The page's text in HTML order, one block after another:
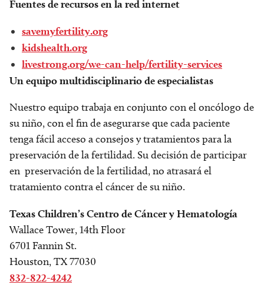
Fuentes de recursos en la red internet
savemyfertility.org
kidshealth.org
livestrong.org/we-can-help/fertility-services
Un equipo multidisciplinario de especialistas
Nuestro equipo trabaja en conjunto con el oncólogo de
su niño, con el fin de asegurarse que cada paciente
tenga fácil acceso a consejos y tratamientos para la
preservación de la fertilidad. Su decisión de participar
en preservación de la fertilidad, no atrasará el
tratamiento contra el cáncer de su niño.
Texas Children’s Centro de Cáncer y Hematología
Wallace Tower, 14th Floor
6701 Fannin St.
Houston, TX 77030
832-822-4242